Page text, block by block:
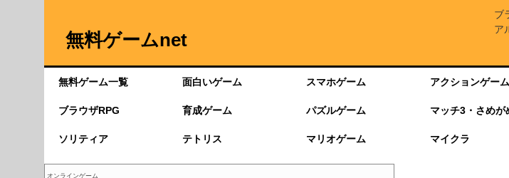
無料ゲームnet
ブ
ア
無料ゲーム一覧 面白いゲーム スマホゲーム アクションゲーム
ブラウザRPG 育成ゲーム パズルゲーム マッチ3・さめが
ソリティア テトリス マリオゲーム マイクラ
オンラインゲーム